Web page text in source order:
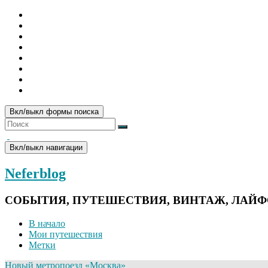
Вкл/выкл формы поиска
Вкл/выкл навигации
Neferblog
СОБЫТИЯ, ПУТЕШЕСТВИЯ, ВИНТАЖ,
В начало
Мои путешествия
Метки
Новый метропоезд «Москва»